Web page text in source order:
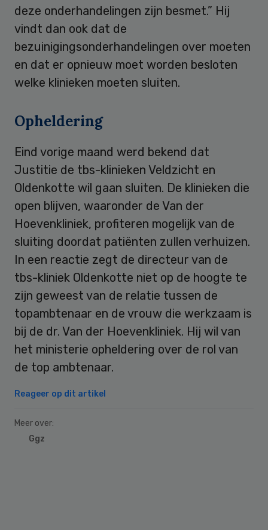
deze onderhandelingen zijn besmet.” Hij
vindt dan ook dat de
bezuinigingsonderhandelingen over moeten
en dat er opnieuw moet worden besloten
welke klinieken moeten sluiten.
Opheldering
Eind vorige maand werd bekend dat
Justitie de tbs-klinieken Veldzicht en
Oldenkotte wil gaan sluiten. De klinieken die
open blijven, waaronder de Van der
Hoevenkliniek, profiteren mogelijk van de
sluiting doordat patiënten zullen verhuizen.
In een reactie zegt de directeur van de
tbs-kliniek Oldenkotte niet op de hoogte te
zijn geweest van de relatie tussen de
topambtenaar en de vrouw die werkzaam is
bij de dr. Van der Hoevenkliniek. Hij wil van
het ministerie opheldering over de rol van
de top ambtenaar.
Reageer op dit artikel
Meer over:
Ggz